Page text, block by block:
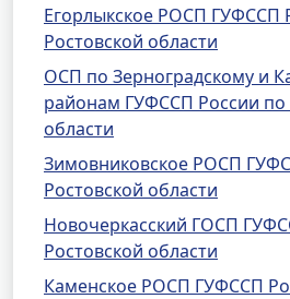
Егорлыкское РОСП ГУФССП
Ростовской области
ОСП по Зерноградскому и
районам ГУФССП России по
области
Зимовниковское РОСП
Ростовской области
Новочеркасский ГОСП
Ростовской области
Каменское РОСП ГУФССП